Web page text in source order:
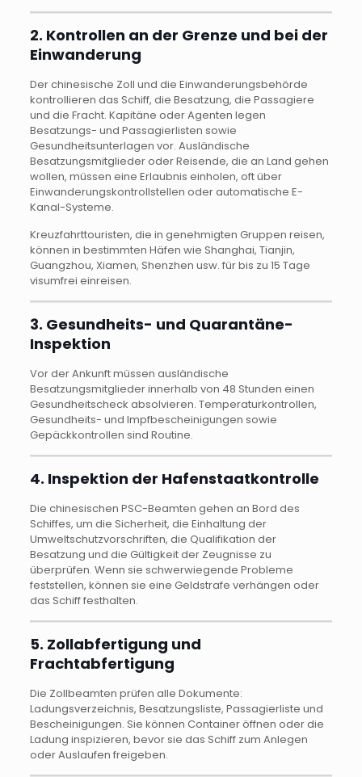
2. Kontrollen an der Grenze und bei der
Einwanderung
Der chinesische Zoll und die Einwanderungsbehörde
kontrollieren das Schiff, die Besatzung, die Passagiere
und die Fracht. Kapitäne oder Agenten legen
Besatzungs- und Passagierlisten sowie
Gesundheitsunterlagen vor. Ausländische
Besatzungsmitglieder oder Reisende, die an Land gehen
wollen, müssen eine Erlaubnis einholen, oft über
Einwanderungskontrollstellen oder automatische E-
Kanal-Systeme.
Kreuzfahrttouristen, die in genehmigten Gruppen reisen,
können in bestimmten Häfen wie Shanghai, Tianjin,
Guangzhou, Xiamen, Shenzhen usw. für bis zu 15 Tage
visumfrei einreisen.
3. Gesundheits- und Quarantäne-
Inspektion
Vor der Ankunft müssen ausländische
Besatzungsmitglieder innerhalb von 48 Stunden einen
Gesundheitscheck absolvieren. Temperaturkontrollen,
Gesundheits- und Impfbescheinigungen sowie
Gepäckkontrollen sind Routine.
4. Inspektion der Hafenstaatkontrolle
Die chinesischen PSC-Beamten gehen an Bord des
Schiffes, um die Sicherheit, die Einhaltung der
Umweltschutzvorschriften, die Qualifikation der
Besatzung und die Gültigkeit der Zeugnisse zu
überprüfen. Wenn sie schwerwiegende Probleme
feststellen, können sie eine Geldstrafe verhängen oder
das Schiff festhalten.
5. Zollabfertigung und
Frachtabfertigung
Die Zollbeamten prüfen alle Dokumente:
Ladungsverzeichnis, Besatzungsliste, Passagierliste und
Bescheinigungen. Sie können Container öffnen oder die
Ladung inspizieren, bevor sie das Schiff zum Anlegen
oder Auslaufen freigeben.